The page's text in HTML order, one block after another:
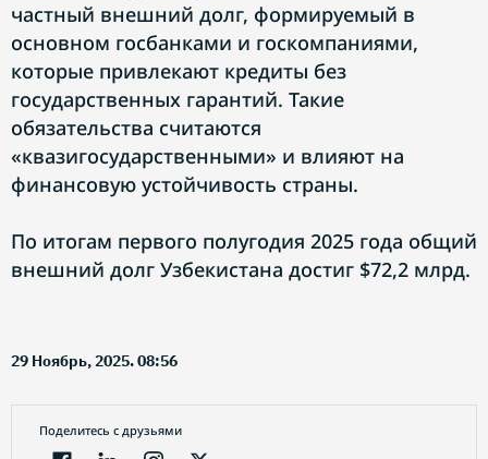
частный внешний долг, формируемый в
основном госбанками и госкомпаниями,
которые привлекают кредиты без
государственных гарантий. Такие
обязательства считаются
«квазигосударственными» и влияют на
финансовую устойчивость страны.
По итогам первого полугодия 2025 года общий
внешний долг Узбекистана достиг $72,2 млрд.
29 Ноябрь, 2025. 08:56
Поделитесь с друзьями